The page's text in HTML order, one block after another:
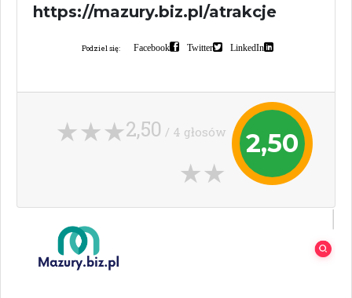
https://mazury.biz.pl/atrakcje
Podziel się: Facebook Twitter LinkedIn
2,50
2,50 / 4 głosów